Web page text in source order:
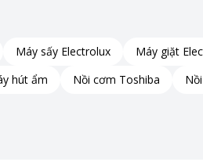
Máy sấy Electrolux Máy giặt
hút ẩm Nồi cơm Toshiba